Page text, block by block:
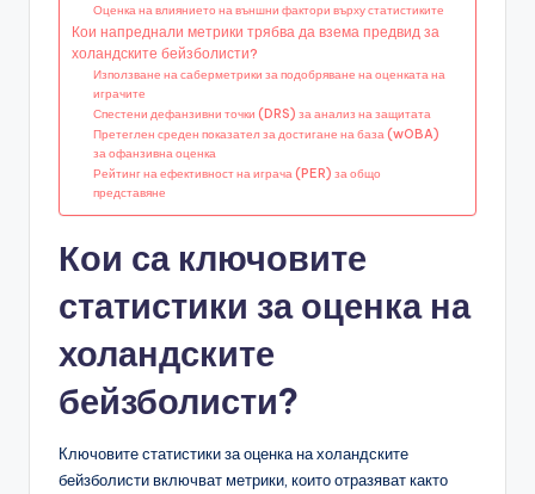
Оценка на влиянието на външни фактори върху статистиките
Кои напреднали метрики трябва да взема предвид за
холандските бейзболисти?
Използване на саберметрики за подобряване на оценката на
играчите
Спестени дефанзивни точки (DRS) за анализ на защитата
Претеглен среден показател за достигане на база (wOBA)
за офанзивна оценка
Рейтинг на ефективност на играча (PER) за общо
представяне
Кои са ключовите
статистики за оценка на
холандските
бейзболисти?
Ключовите статистики за оценка на холандските
бейзболисти включват метрики, които отразяват както